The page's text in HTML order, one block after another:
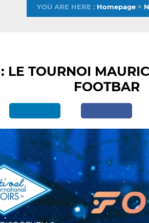
YOU ARE HERE : Homepage >
LE TOURNOI
FOOTBAR